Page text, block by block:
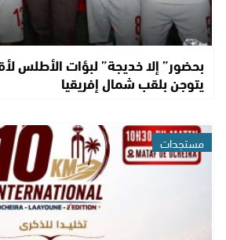
يتوجن بلقب شمال إفريقيا
مستجدات